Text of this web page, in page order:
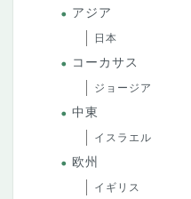
アジア
日本
コーカサス
ジョージア
中東
イスラエル
欧州
イギリス